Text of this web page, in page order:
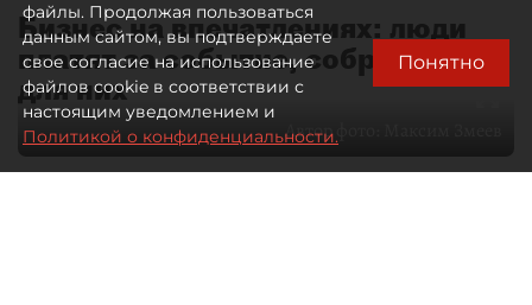
Бизнес на впечатлениях: люди
платят за событие, собранное
для них
Автор фото:
файлы. Продолжая пользоваться
данным сайтом, вы подтверждаете
свое согласие на использование
файлов cookie в соответствии с
настоящим уведомлением и
Политикой о конфиденциальности.
Понятно